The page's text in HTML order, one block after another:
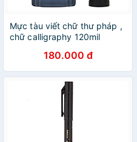
Mực tàu viết chữ thư pháp ,
chữ calligraphy 120mil
180.000 đ